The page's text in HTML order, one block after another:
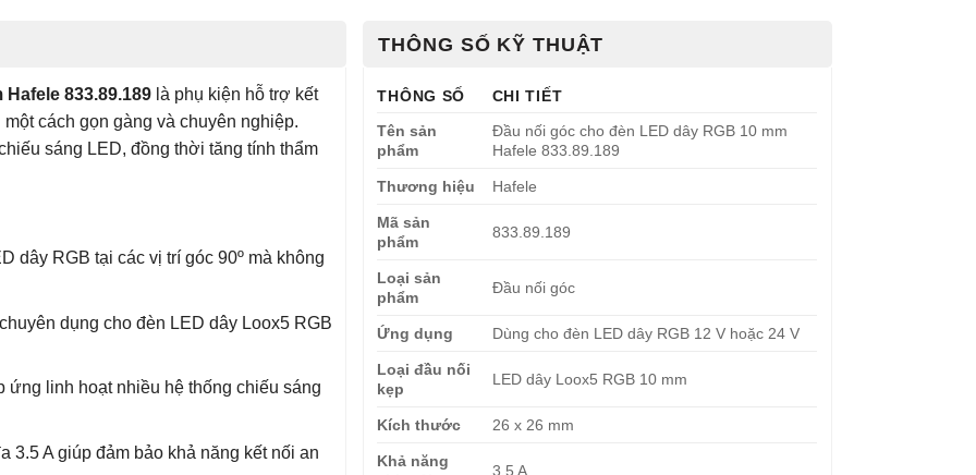
833.89.189 là phụ kiện hỗ trợ kết
cách gọn gàng và chuyên nghiệp.
sáng LED, đồng thời tăng tính thẩm
dây RGB tại các vị trí góc 90º mà không
dụng cho đèn LED dây Loox5 RGB
linh hoạt nhiều hệ thống chiếu sáng
3.5 A giúp đảm bảo khả năng kết nối an
THÔNG SỐ KỸ THUẬT
THÔNG SỐ
CHI TIẾT
Tên sản
phẩm
Đầu nối góc cho đèn LED dây RGB 10 mm
Hafele 833.89.189
Thương hiệu Hafele
Mã sản
phẩm
833.89.189
Loại sản
phẩm
Đầu nối góc
Ứng dụng Dùng cho đèn LED dây RGB 12 V hoặc 24 V
Loại đầu nối
kẹp
LED dây Loox5 RGB 10 mm
Kích thước 26 x 26 mm
Khả năng
3.5 A